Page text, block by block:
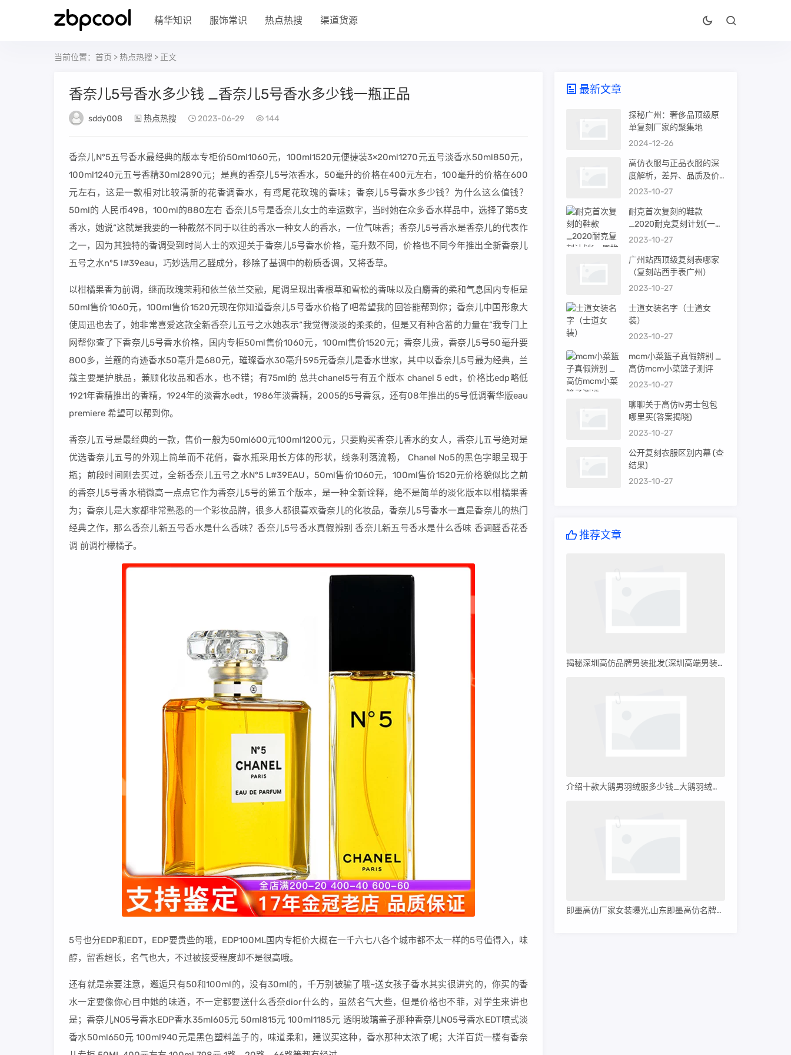
精华知识 服饰常识 热点热搜 渠道货源
当前位置： 首页 >热点热搜 > 正文
香奈儿5号香水多少钱 _香奈儿5号香水多少钱一瓶正品
sddy008 热点热搜 2023-06-29 144
香奈儿N°5五号香水最经典的版本专柜价50ml1060元，100ml1520元便捷装3×20ml1270元五号淡香水50ml850元，
100ml1240元五号香精30ml2890元；是真的香奈儿5号浓香水，50毫升的价格在400元左右，100毫升的价格在600
元左右，这是一款相对比较清新的花香调香水，有鸢尾花玫瑰的香味；香奈儿5号香水多少钱？为什么这么值钱？
50ml的 人民币498，100ml的880左右 香奈儿5号是香奈儿女士的幸运数字，当时她在众多香水样品中，选择了第5支
香水，她说“这就是我要的一种截然不同于以往的香水一种女人的香水，一位气味香；香奈儿5号香水是香奈儿的代表作
之一，因为其独特的香调受到时尚人士的欢迎关于香奈儿5号香水价格，毫升数不同，价格也不同今年推出全新香奈儿
五号之水n°5 l#39eau，巧妙选用乙醛成分，移除了基调中的粉质香调，又将香草。
以柑橘果香为前调，继而玫瑰茉莉和依兰依兰交融，尾调呈现出香根草和雪松的香味以及白麝香的柔和气息国内专柜是
50ml售价1060元，100ml售价1520元现在你知道香奈儿5号香水价格了吧希望我的回答能帮到你；香奈儿中国形象大
使周迅也去了，她非常喜爱这款全新香奈儿五号之水她表示“我觉得淡淡的柔柔的，但是又有种含蓄的力量在”我专门上
网帮你查了下香奈儿5号香水价格，国内专柜50ml售价1060元，100ml售价1520元；香奈儿贵，香奈儿5号50毫升要
800多，兰蔻的奇迹香水50毫升是680元，璀璨香水30毫升595元香奈儿是香水世家，其中以香奈儿5号最为经典，兰
蔻主要是护肤品，兼顾化妆品和香水，也不错；有75ml的 总共chanel5号有五个版本 chanel 5 edt，价格比edp略低
1921年香精推出的香精，1924年的淡香水edt，1986年淡香精，2005的5号香氛，还有08年推出的5号低调奢华版eau
premiere 希望可以帮到你。
香奈儿五号是最经典的一款，售价一般为50ml600元100ml1200元，只要购买香奈儿香水的女人，香奈儿五号绝对是
优选香奈儿五号的外观上简单而不花俏，香水瓶采用长方体的形状，线条利落流畅， Chanel No5的黑色字眼呈现于
瓶；前段时间刚去买过，全新香奈儿五号之水N°5 L#39EAU，50ml售价1060元，100ml售价1520元价格貌似比之前
的香奈儿5号香水稍微高一点点它作为香奈儿5号的第五个版本，是一种全新诠释，绝不是简单的淡化版本以柑橘果香
为；香奈儿是大家都非常熟悉的一个彩妆品牌，很多人都很喜欢香奈儿的化妆品，香奈儿5号香水一直是香奈儿的热门
经典之作，那么香奈儿新五号香水是什么香味？香奈儿5号香水真假辨别 香奈儿新五号香水是什么香味 香调醛香花香
调 前调柠檬橘子。
5号也分EDP和EDT，EDP要贵些的哦，EDP100ML国内专柜价大概在一千六七八各个城市都不太一样的5号值得入，味
醇，留香超长，名气也大，不过被接受程度却不是很高哦。
还有就是亲要注意，邂逅只有50和100ml的，没有30ml的，千万别被骗了哦~送女孩子香水其实很讲究的，你买的香
水一定要像你心目中她的味道，不一定都要送什么香奈dior什么的，虽然名气大些，但是价格也不菲，对学生来讲也
是；香奈儿NO5号香水EDP香水35ml605元 50ml815元 100ml1185元 透明玻璃盖子那种香奈儿NO5号香水EDT喷式淡
香水50ml650元 100ml940元是黑色塑料盖子的，味道柔和，建议买这种，香水那种太浓了呢；大洋百货一楼有香奈
最新文章
探秘广州：奢侈品顶级原
单复刻厂家的聚集地
2024-12-26
高仿衣服与正品衣服的深
度解析，差异、品质及价
值
2023-10-27
耐克首次复刻的鞋款
_2020耐克复刻计划(一周
推荐)
2023-10-27
广州站西顶级复刻表哪家
（复刻站西手表广州）
2023-10-27
士道女装名字（士道女
装）
2023-10-27
mcm小菜篮子真假辨别 _
高仿mcm小菜篮子测评
2023-10-27
聊聊关于高仿lv男士包包
哪里买(答案揭晓)
2023-10-27
公开复刻衣服区别内幕 (查
结果)
2023-10-27
推荐文章
揭秘深圳高仿品牌男装批发(深圳高端男装批发)
介绍十款大鹅男羽绒服多少钱_大鹅羽绒服多少钱?
即墨高仿厂家女装曝光,山东即墨高仿名牌服装